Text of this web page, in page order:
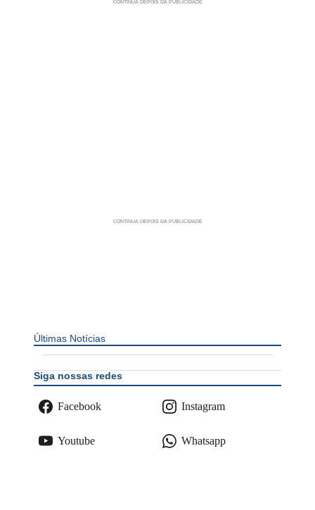
Últimas Notícias
Siga nossas redes
Facebook Instagram
Youtube Whatsapp